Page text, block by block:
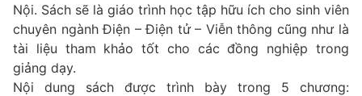
Nội. Sách sẽ là giáo trình học tập hữu ích cho sinh viên
chuyên ngành Điện – Điện tử – Viễn thông cũng như là
tài liệu tham khảo tốt cho các đồng nghiệp trong
giảng dạy.
Nội dung sách được trình bày trong 5 chương: